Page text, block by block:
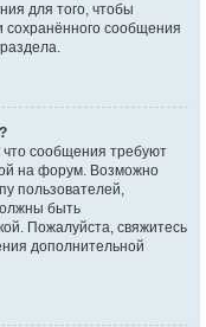
для того, чтобы
сохранённого сообщения
сообщения требуют
на форум. Возможно
пользователей,
быть
Пожалуйста, свяжитесь
дополнительной